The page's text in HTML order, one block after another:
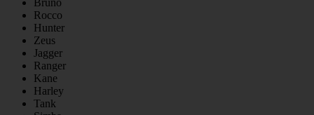
Rocco
Hunter
Zeus
Jagger
Ranger
Kane
Harley
Tank